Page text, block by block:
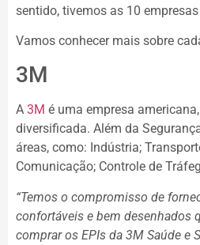
sentido, tivemos as 10
Vamos conhecer mais sobre
3M
A 3M é uma empresa
diversificada. Além da
áreas, como: Indústria;
Comunicação; Controle de
“Temos o compromisso de
confortáveis e bem desenhados
comprar os EPIs da 3M Saúde e